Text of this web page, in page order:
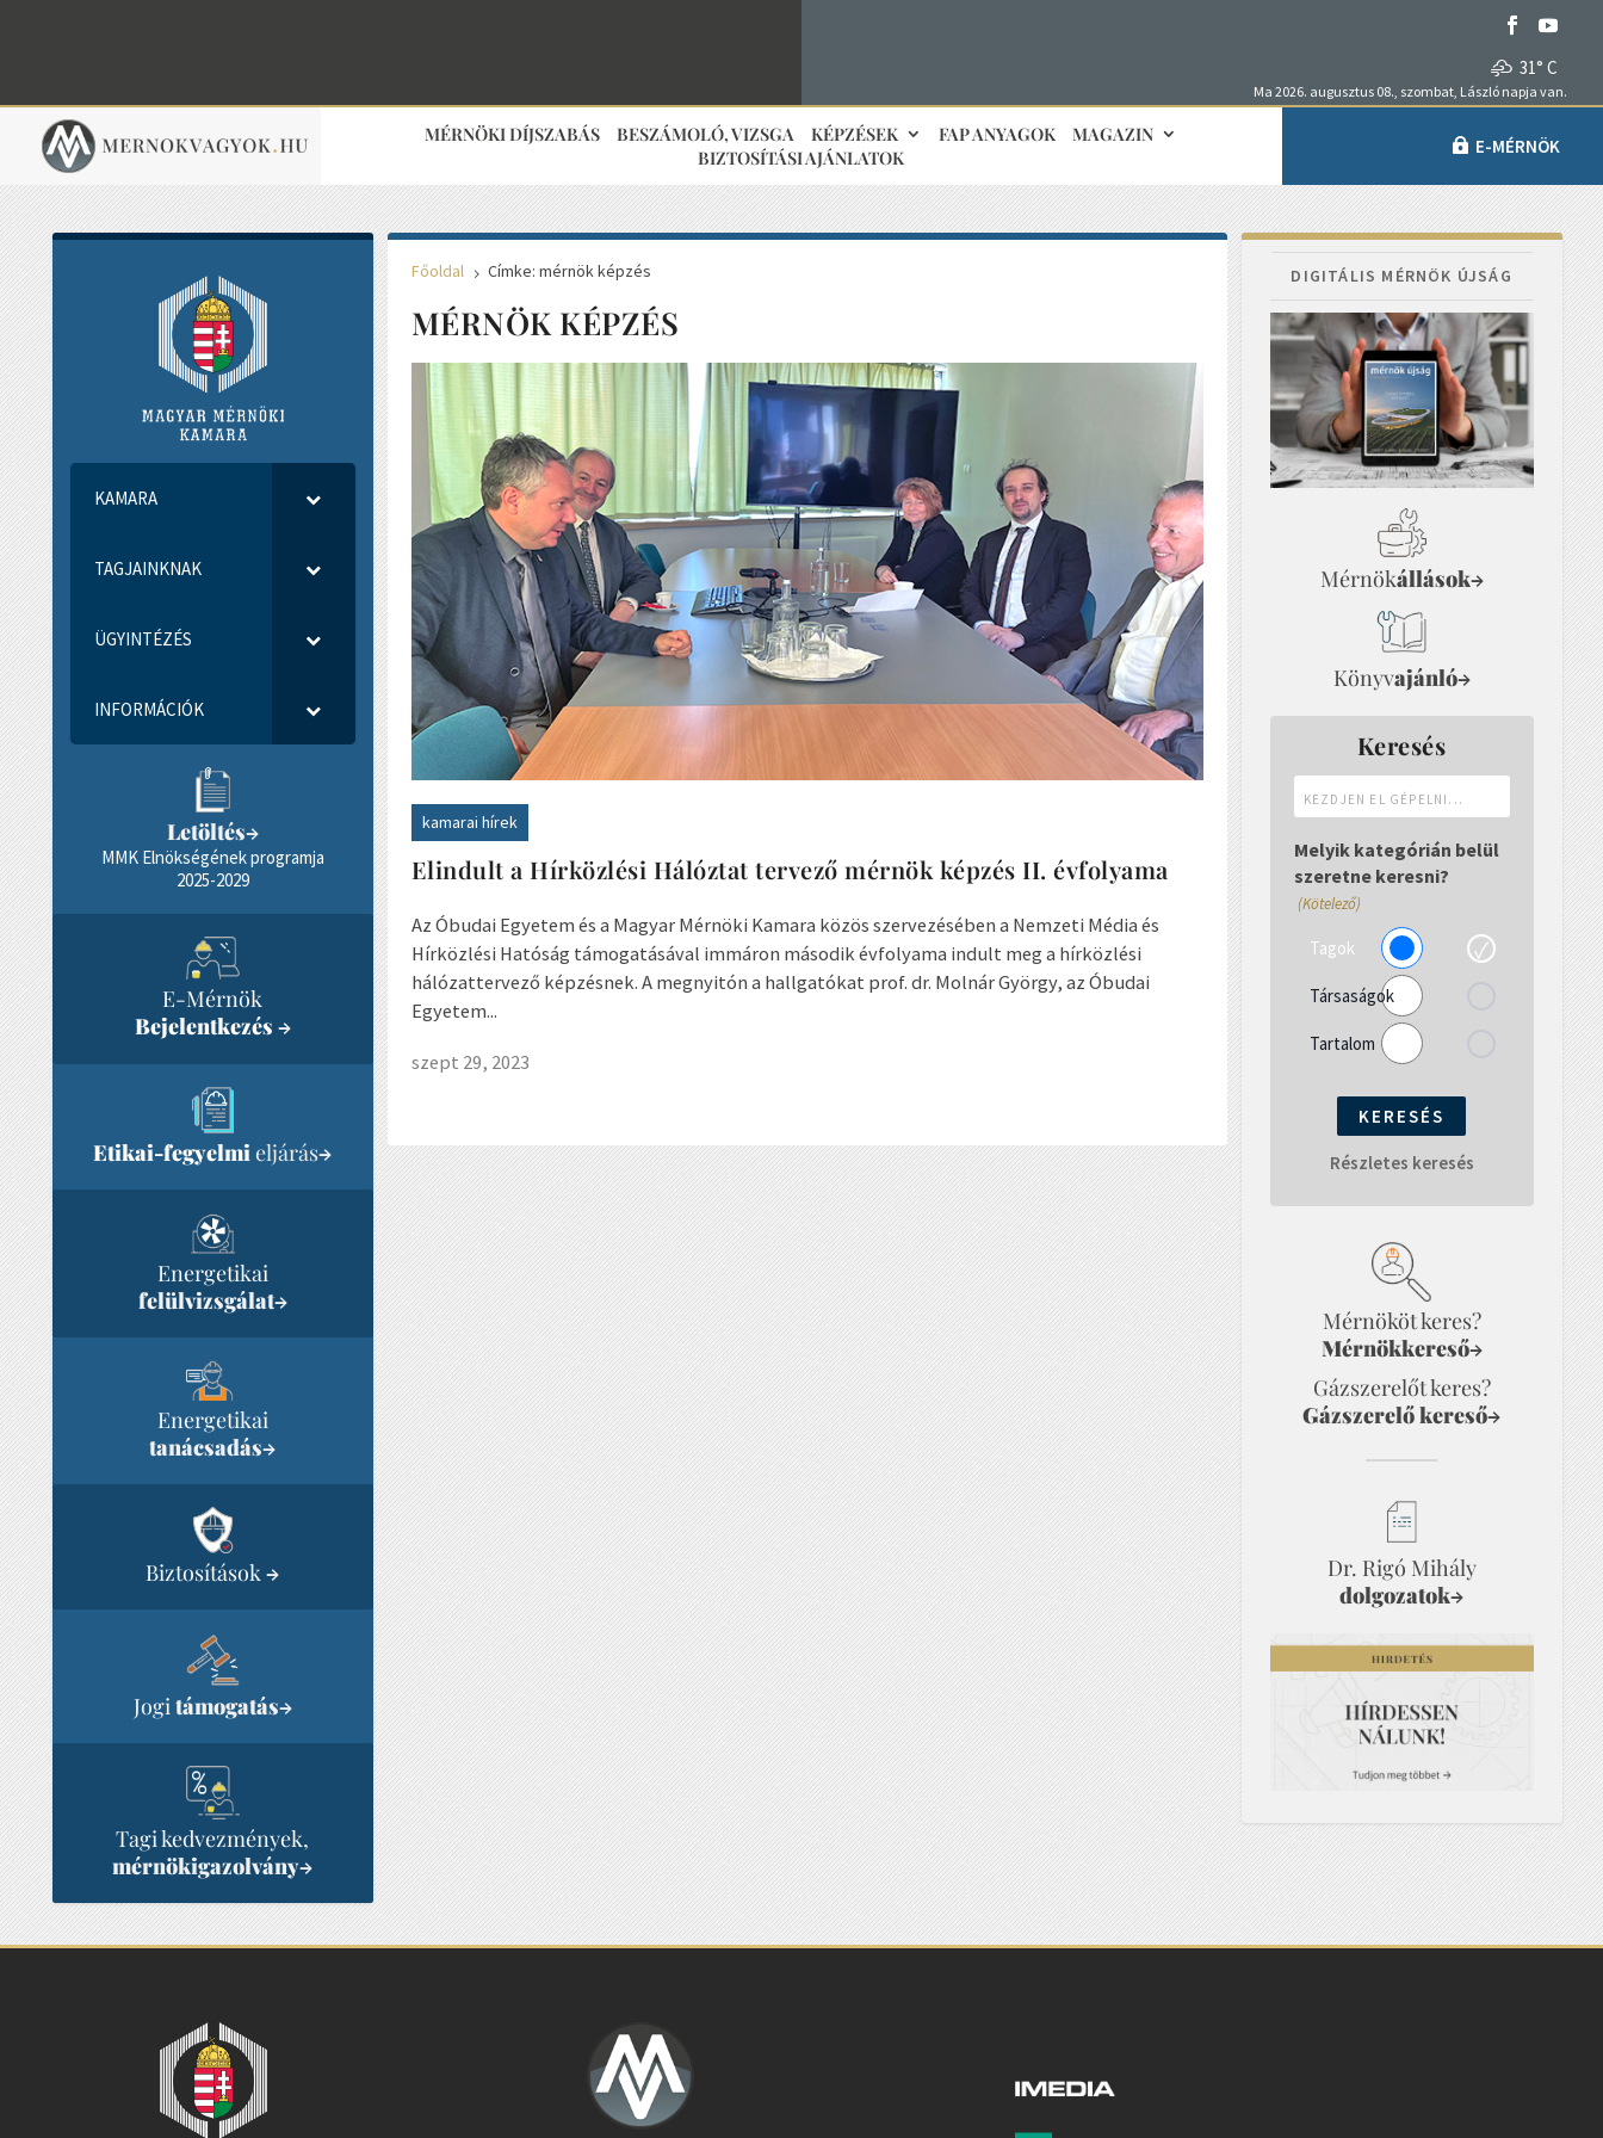
31° C
Ma 2026. augusztus 08., szombat, László napja van.
MÉRNÖKI DÍJSZABÁS BESZÁMOLÓ, VIZSGA KÉPZÉSEK FAP ANYAGOK
MAGAZIN
BIZTOSÍTÁSI AJÁNLATOK
E-MÉRNÖK
KAMARA
TAGJAINKNAK
ÜGYINTÉZÉS
INFORMÁCIÓK
Letöltés→
MMK Elnökségének programja
2025-2029
E-Mérnök
Bejelentkezés →
Etikai-fegyelmieljárás→
Energetikai
felülvizsgálat→
Energetikai
tanácsadás→
Biztosítások→
Jogi támogatás→
Tagi kedvezmények,
mérnökigazolvány→
Főoldal 5 Címke: mérnök képzés
MÉRNÖK KÉPZÉS
kamarai hírek
Elindult a Hírközlési Hálóztat tervező mérnök képzés II. évfolyama
Az Óbudai Egyetem és a Magyar Mérnöki Kamara közös szervezésében a Nemzeti Média és
Hírközlési Hatóság támogatásával immáron második évfolyama indult meg a hírközlési
hálózattervező képzésnek. A megnyitón a hallgatókat prof. dr. Molnár György, az Óbudai
Egyetem...
szept 29, 2023
DIGITÁLIS MÉRNÖK ÚJSÁG
Mérnökállások→
Könyvajánló→
Keresés
el
gépelni...
Melyik kategórián belül
szeretne keresni?
(Kötelező)
Tagok
Társaságok
Tartalom
Részletes keresés
Mérnököt keres?
Mérnökkereső→
Gázszerelőt keres?
Gázszerelő kereső→
Dr. Rigó Mihály
dolgozatok→